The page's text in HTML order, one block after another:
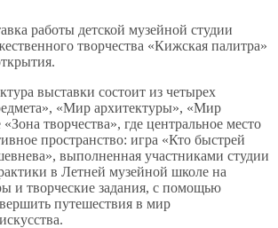
работы детской музейной студии
творчества «Кижская палитра»
выставки состоит из четырех
«Мир архитектуры», «Мир
творчества», где центральное место
пространство: игра «Кто быстрей
выполненная участниками студии
в Летней музейной школе на
и творческие задания, с помощью
путешествия в мир